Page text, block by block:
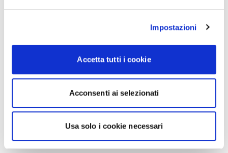
Impostazioni
Accetta tutti i cookie
Acconsenti ai selezionati
Usa solo i cookie necessari